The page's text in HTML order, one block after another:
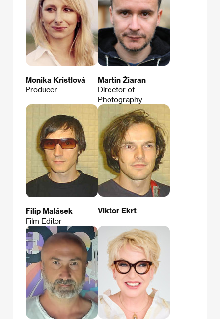
Monika Kristlová
Producer
Martin Žiaran
Director of
Photography
Filip Malásek
Film Editor
Viktor Ekrt